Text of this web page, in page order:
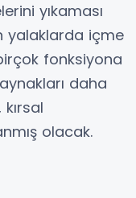
yıkaması
yalaklarda içme
fonksiyona
daha
olacak.